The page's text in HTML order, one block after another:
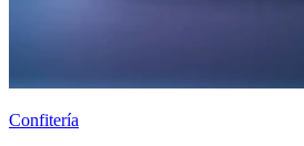
Confitería